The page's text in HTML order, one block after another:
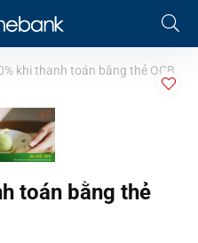
khi thanh toán bằng thẻ OCB
toán bằng thẻ